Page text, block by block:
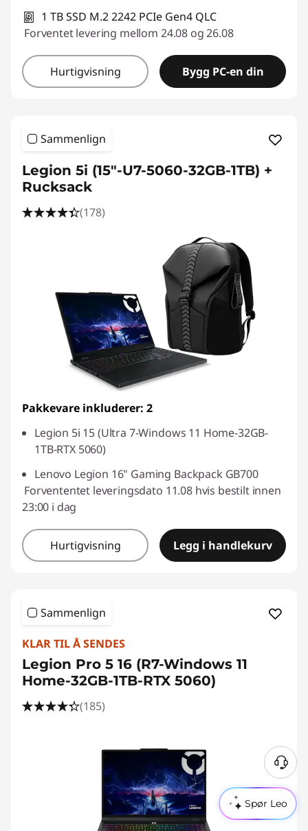
Spør Leo
1 TB SSD M.2 2242 PCIe Gen4 QLC
Forventet levering mellom 24.08 og 26.08
Hurtigvisning Bygg PC-en din
Sammenlign
Legion 5i (15"-U7-5060-32GB-1TB) +
Rucksack
(178)
Pakkevare inkluderer: 2
Legion 5i 15 (Ultra 7-Windows 11 Home-32GB-
1TB-RTX 5060)
Lenovo Legion 16" Gaming Backpack GB700
Forvententet leveringsdato 11.08 hvis bestilt innen
23:00 i dag
Hurtigvisning Legg i handlekurv
Sammenlign
KLAR TIL Å SENDES
Legion Pro 5 16 (R7-Windows 11
Home-32GB-1TB-RTX 5060)
(185)